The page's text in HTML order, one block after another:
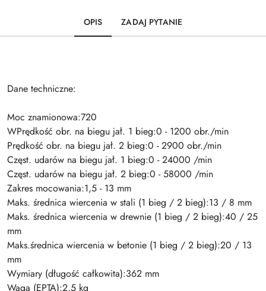
OPIS ZADAJ PYTANIE
Dane techniczne:
Moc znamionowa:720
WPrędkość obr. na biegu jał. 1 bieg:0 - 1200 obr./min
Prędkość obr. na biegu jał. 2 bieg:0 - 2900 obr./min
Częst. udarów na biegu jał. 1 bieg:0 - 24000 /min
Częst. udarów na biegu jał. 2 bieg:0 - 58000 /min
Zakres mocowania:1,5 - 13 mm
Maks. średnica wiercenia w stali (1 bieg / 2 bieg):13 / 8 mm
Maks. średnica wiercenia w drewnie (1 bieg / 2 bieg):40 / 25
mm
Maks.średnica wiercenia w betonie (1 bieg / 2 bieg):20 / 13
mm
Wymiary (długość całkowita):362 mm
Waga (EPTA):2,5 kg